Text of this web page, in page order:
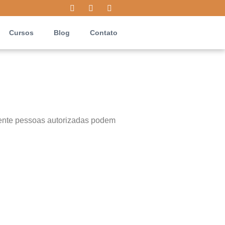
Cursos Blog Contato
pessoas autorizadas podem